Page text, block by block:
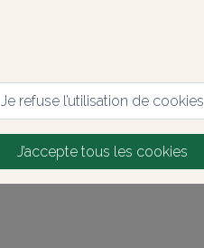
Je refuse l’utilisation de cookies
J’accepte tous les cookies